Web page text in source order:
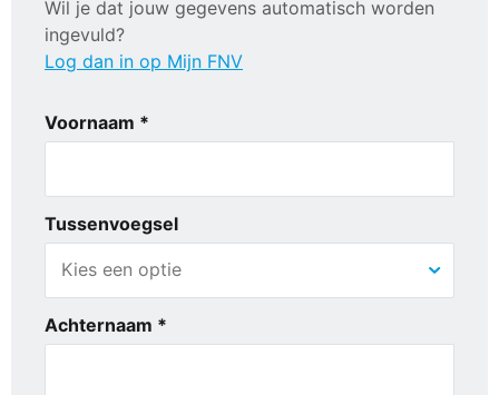
Wil je dat jouw gegevens automatisch worden
ingevuld?
Log dan in op Mijn FNV
Voornaam *
Tussenvoegsel
Achternaam *